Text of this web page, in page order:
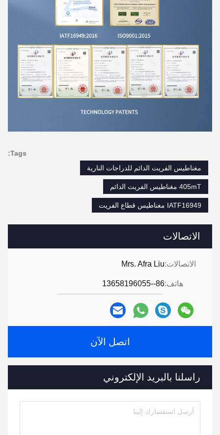
الاتصالات
الاتصالات:Mrs. Afra Liu
هاتف:86--13658196055
اتصل الآن
راسلنا بالبريد الإلكتروني
Tags:
مغناطيس الفريت الدائم للدراجات النارية
405mT مغناطيس الفريت الدائم
IATF16949 مغناطيس قطاع الفريت